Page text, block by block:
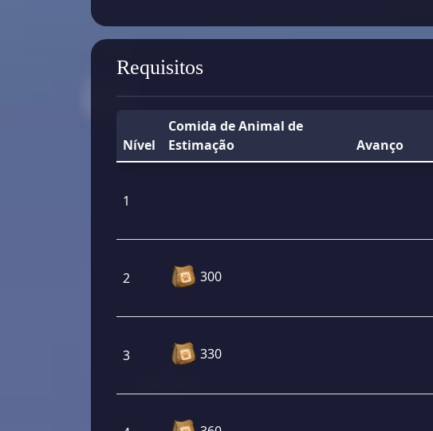
Requisitos
Nível
Comida de Animal de
Estimação
Avanço
1
2 300
3 330